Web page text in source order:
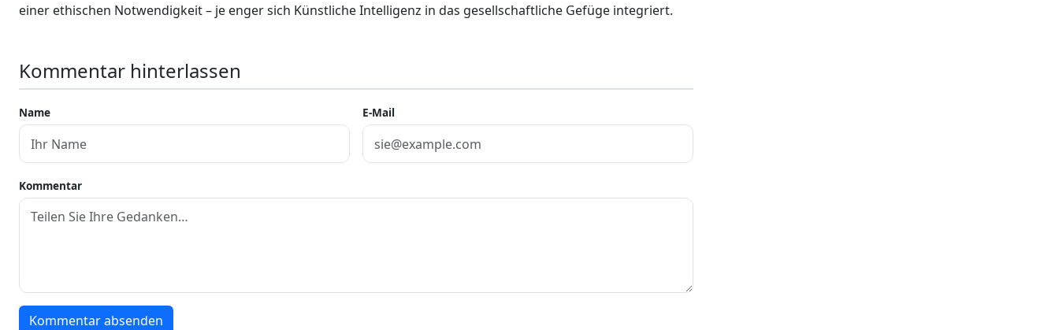
einer ethischen Notwendigkeit – je enger sich Künstliche Intelligenz in das gesellschaftliche Gefüge integriert.
Kommentar hinterlassen
Name E-Mail
Kommentar
Kommentar absenden